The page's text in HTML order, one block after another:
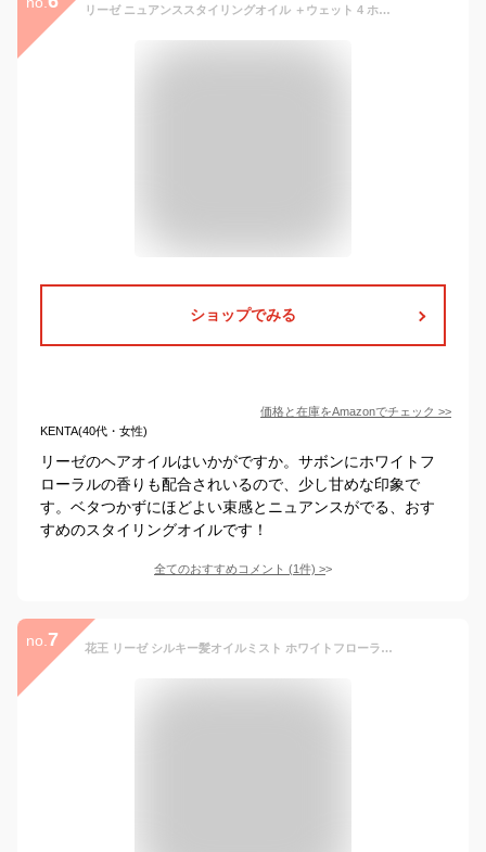
リーゼ ニュアンススタイリングオイル ＋ウェット 4 ホワイトフローラル＆サボンの香り 80ml ヘアオイル ダメージ補修 保湿
ショップでみる
価格と在庫をAmazonでチェック >>
KENTA(40代・女性)
リーゼのヘアオイルはいかがですか。サボンにホワイトフ
ローラルの香りも配合されいるので、少し甘めな印象で
す。ベタつかずにほどよい束感とニュアンスがでる、おす
すめのスタイリングオイルです！
全てのおすすめコメント (1件) >
no. 7 花王 リーゼ シルキー髪オイルミスト ホワイトフローラル＆サボンの香り 88ml【ドラッグストア】【宅急便コンパクト対応】